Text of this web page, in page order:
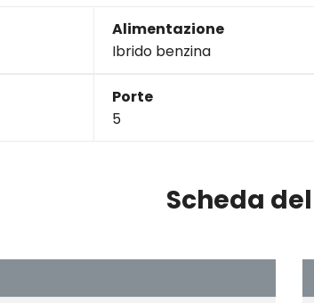
Alimentazione
Ibrido benzina
Porte
5
Scheda